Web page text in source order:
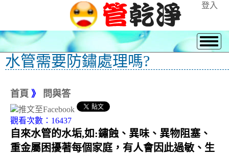
登入
水管需要防鏽處理嗎?
首頁 》 問與答
觀看次數：16437
自來水管的水垢,如:鏽蝕、異味、異物阻塞、
重金屬困擾著每個家庭，有人會因此過敏、生